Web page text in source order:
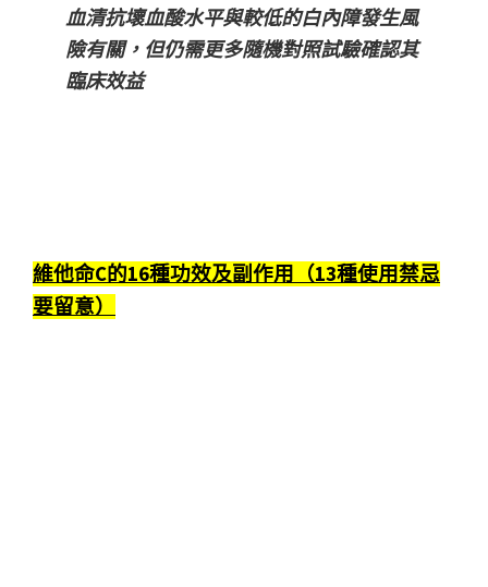
血清抗壞血酸水平與較低的白內障發生風
險有關，但仍需更多隨機對照試驗確認其
臨床效益
維他命C的16種功效及副作用（13種使用禁忌
要留意）